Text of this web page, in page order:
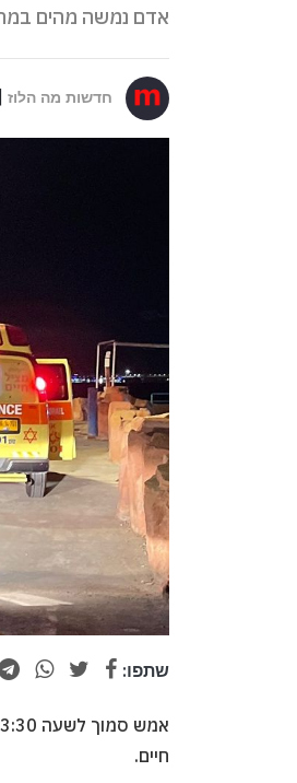
אדם נמשה מהים
חדשות מה הלוז
שתפו:
חיים.